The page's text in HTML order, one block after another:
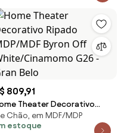
809,91
Theater Decorativo
MDP/MDF Byron Off
Cinamomo G26 - Gran
Chão, em MDF/MDP
estoque